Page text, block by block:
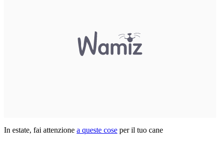
In estate, fai attenzione a queste cose per il tuo cane